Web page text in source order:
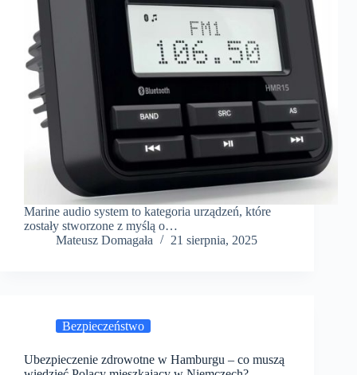
Marine audio system to kategoria urządzeń, które
zostały stworzone z myślą o…
Mateusz Domagała
21 sierpnia, 2025
Bezpieczeństwo
Ubezpieczenie zdrowotne w Hamburgu – co muszą